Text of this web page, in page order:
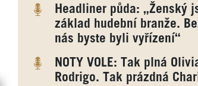
Headliner půda: „Ženský
základ hudební branže.
nás byste byli vyřízení“
NOTY VOLE: Tak plná
Rodrigo. Tak prázdná